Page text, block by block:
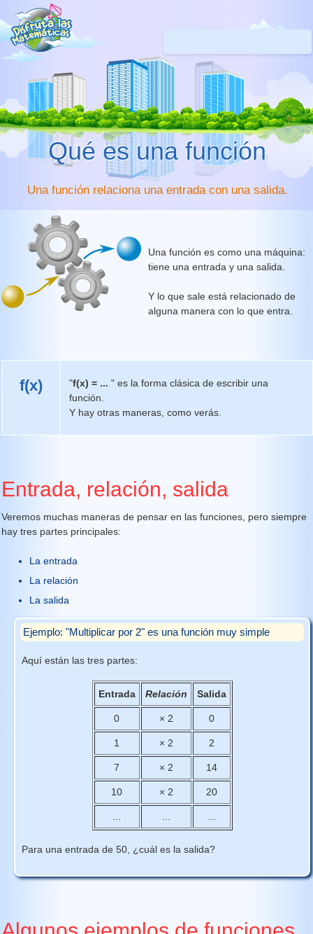
Qué es una función
Una función relaciona una entrada con una salida.
Una función es como una máquina:
tiene una entrada y una salida.
Y lo que sale está relacionado de
alguna manera con lo que entra.
f(x) "f(x) = ... " es la forma clásica de escribir una
función.
Y hay otras maneras, como verás.
Entrada, relación, salida
Veremos muchas maneras de pensar en las funciones, pero siempre
hay tres partes principales:
La entrada
La relación
La salida
Ejemplo: "Multiplicar por 2" es una función muy simple
Aquí están las tres partes:
Entrada Relación Salida
0 × 2 0
1 × 2 2
7 × 2 14
10 × 2 20
Para una entrada de 50, ¿cuál es la salida?